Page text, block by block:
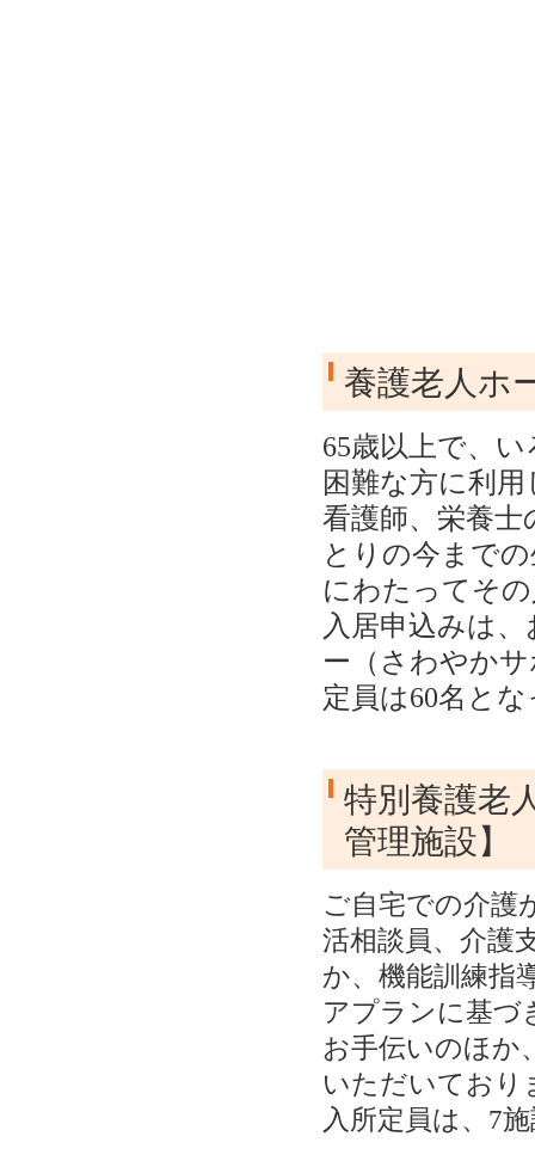
養護老人ホ
65歳以上で、
困難な方に利
看護師、栄養
とりの今まで
にわたってそ
入居申込みは
ー（さわやか
定員は60名とな
特別養護老
管理施設】
ご自宅での介護
活相談員、介護
か、機能訓練指
アプランに基づ
お手伝いのほか
いただいており
入所定員は、7